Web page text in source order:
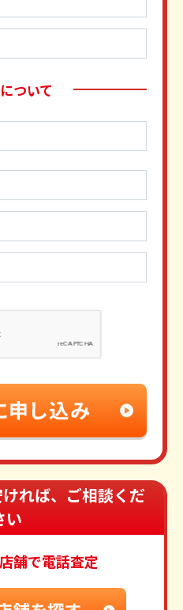
ついて
れば、ご相談くだ
い
舗で電話査定